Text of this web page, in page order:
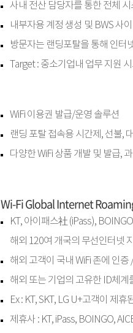
사내 전산 담당자를 통한 전체
내부자용 계정 생성 및 BWS 사
방문자는 랜딩포탈을 통해 인터
Target : 중소기업내 업무 지원
WiFi 이용권 발급/운영 솔루션
랜딩 포탈 접속용 시간제, 선불,
다양한 WiFi 상품 개발 및 발급,
Wi-Fi Global Internet
KT, 아이패스社 (iPass),
해외 120여 개국의 무선인터넷
해외 고객이 국내 WiFi 존에 인
해외 또는 기업의 고유한 ID체
Ex : KT, SKT, LG U+고객이 제
제휴사 : KT, iPass, BOINGO,